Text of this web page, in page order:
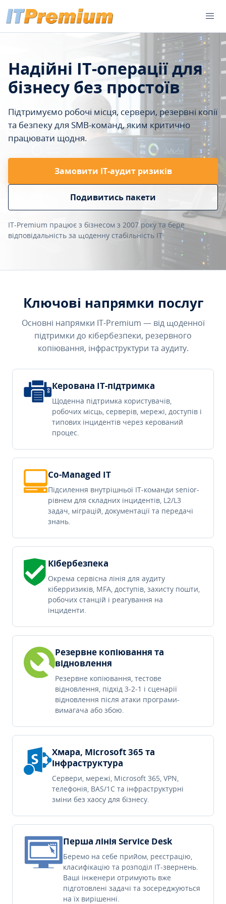
Надійні IT-операції для
бізнесу без простоїв
Підтримуємо робочі місця, сервери, резервні копії
та безпеку для SMB-команд, яким критично
працювати щодня.
Замовити ІТ-аудит ризиків
Подивитись пакети
IT-Premium працює з бізнесом з 2007 року та бере
відповідальність за щоденну стабільність IT.
Ключові напрямки послуг
Основні напрямки IT-Premium — від щоденної
підтримки до кібербезпеки, резервного
копіювання, інфраструктури та аудиту.
Керована IT-підтримка
Щоденна підтримка користувачів,
робочих місць, серверів, мережі, доступів і
типових інцидентів через керований
процес.
Co-Managed IT
Підсилення внутрішньої IT-команди senior-
рівнем для складних інцидентів, L2/L3
задач, міграцій, документації та передачі
знань.
Кібербезпека
Окрема сервісна лінія для аудиту
кіберризиків, MFA, доступів, захисту пошти,
робочих станцій і реагування на
інциденти.
Резервне копіювання та
відновлення
Резервне копіювання, тестове
відновлення, підхід 3-2-1 і сценарії
відновлення після атаки програми-
вимагача або збою.
Хмара, Microsoft 365 та
інфраструктура
Сервери, мережі, Microsoft 365, VPN,
телефонія, BAS/1C та інфраструктурні
зміни без хаосу для бізнесу.
Перша лінія Service Desk
Беремо на себе прийом, реєстрацію,
класифікацію та розподіл IT-звернень.
Ваші інженери отримують вже
підготовлені задачі та зосереджуються
на їх вирішенні.